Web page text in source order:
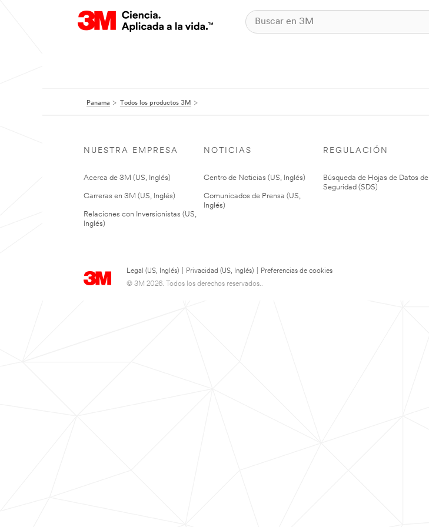
Panama Todos los productos 3M
NUESTRA EMPRESA
Acerca de 3M (US, Inglés)
Carreras en 3M (US, Inglés)
Relaciones con Inversionistas (US,
Inglés)
NOTICIAS
Centro de Noticias (US, Inglés)
Comunicados de Prensa (US,
Inglés)
REGULACIÓN
Búsqueda de Hojas de Datos de
Seguridad (SDS)
Legal (US, Inglés) Privacidad (US, Inglés)
Preferencias de cookies
© 3M 2026. Todos los derechos reservados..